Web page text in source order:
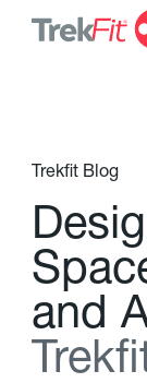
Trekfit Blog
Desig
Spac
and
Trekf